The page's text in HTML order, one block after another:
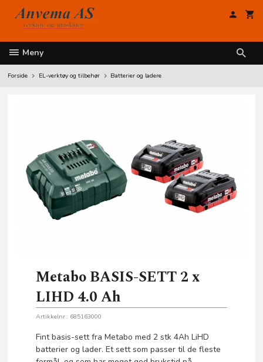
innholdet
Meny
Forside EL-verktøy og tilbehør Batterier og ladere
Metabo BASIS-SETT 2 x
LIHD 4.0 Ah
Artikkelnr.: 685163000
Fint basis-sett fra Metabo med 2 stk 4Ah LiHD
batterier og lader. Et sett som passer til de fleste